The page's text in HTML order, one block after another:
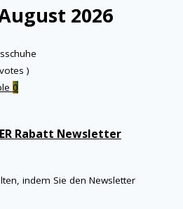
2026
votes )
0
Rabatt Newsletter
indem Sie den Newsletter